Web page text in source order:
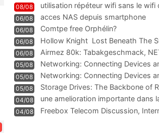
08/08 utilisation répéteur wifi sans le wifi
06/08 acces NAS depuis smartphone
06/08 Comtpe free Orphélin?
06/08 Hollow Knight  Lost Beneath The
06/08
Airmez 80k: Tabakgeschmack,
Technologie und Leistung im
05/08 Networking: Connecting Devices
05/08
Networking: Connecting Devices
Information
05/08
Storage Drives: The Backbone of
Management
04/08
une amelioration importante dans
WIFI
04/08
Freebox Telecom Discussion,